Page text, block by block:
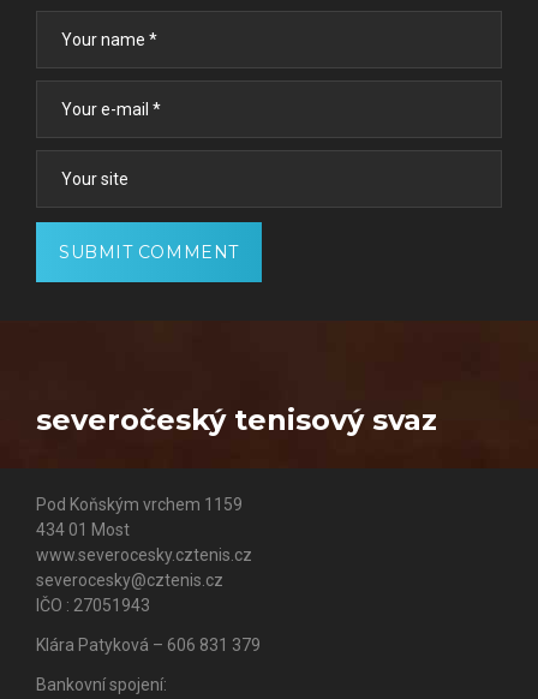
severočeský tenisový svaz
Pod Koňským vrchem 1159
434 01 Most
www.severocesky.cztenis.cz
severocesky@cztenis.cz
IČO : 27051943
Klára Patyková – 606 831 379
Bankovní spojení: